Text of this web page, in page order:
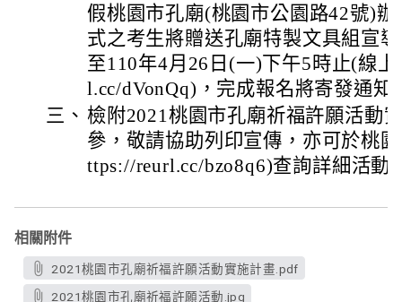
假桃園市孔廟(桃園市公園路42號)
式之考生將贈送孔廟特製文具組宣
至110年4月26日(一)下午5時止(線
l.cc/dVonQq)，完成報名將寄發通
三、 檢附2021桃園市孔廟祈福許願活動
參，敬請協助列印宣傳，亦可於桃
ttps://reurl.cc/bzo8q6)查詢詳細活動
相關附件
2021桃園市孔廟祈福許願活動實施計畫.pdf
2021桃園市孔廟祈福許願活動.jpg